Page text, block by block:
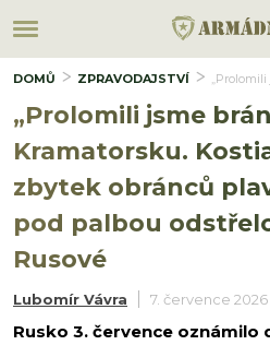
DOMŮ ZPRAVODAJSTVÍ
„Prolomili jsme
Kramatorsku.
zbytek obránců
pod palbou
Rusové
Lubomír Vávra 7. července 2026
Rusko 3. července